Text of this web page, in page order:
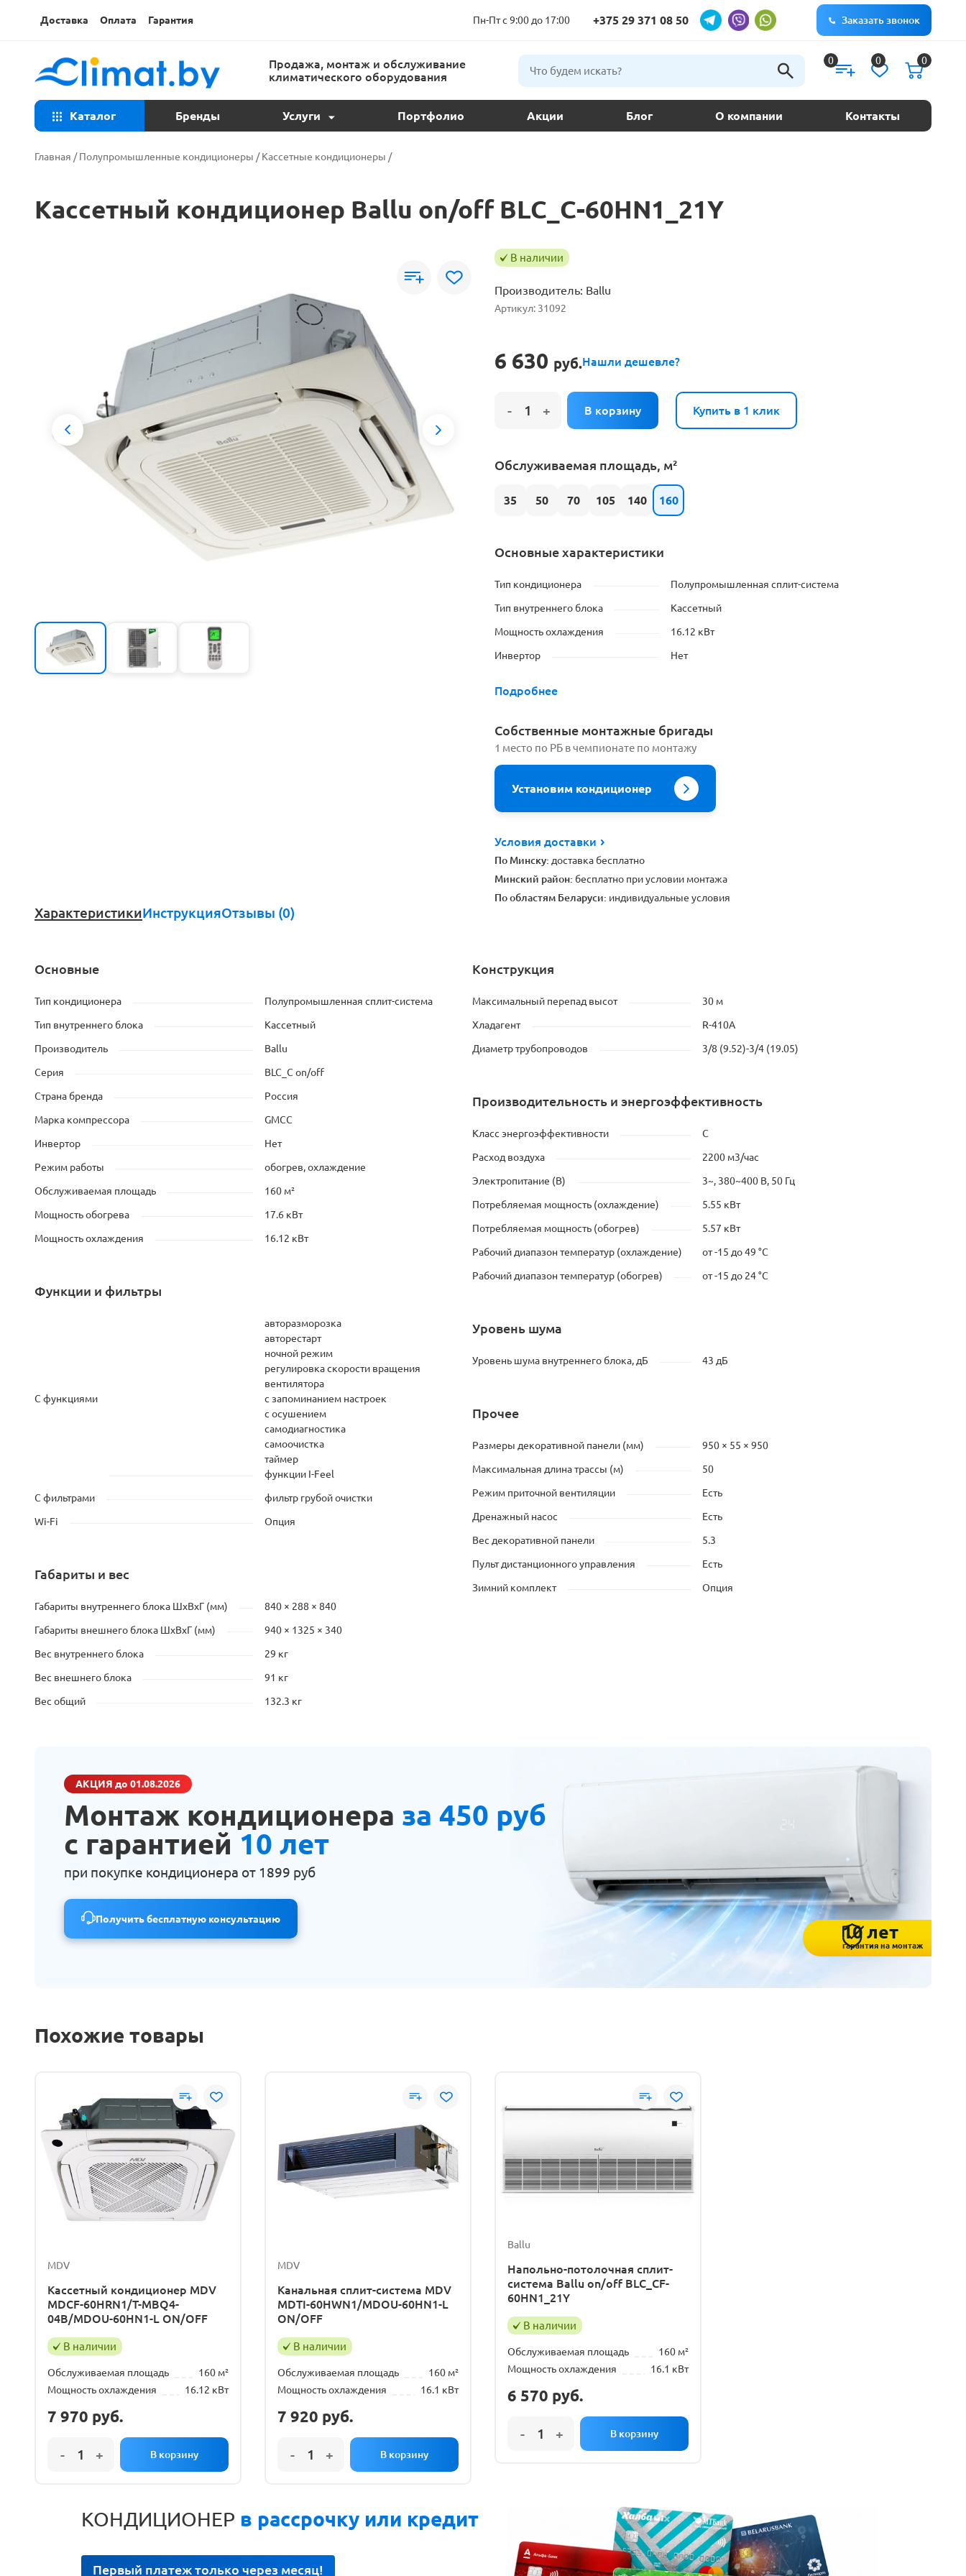
Доставка Оплата Гарантия Пн-Пт с 9:00 до 17:00 +375 29 371 08 50 Заказать звонок
Продажа, монтаж и обслуживание
климатического оборудования
0 0 0
Каталог Бренды Услуги
Установка кондиционера
Закладка трасс
Разрешение на установку кондиционера
Портфолио Акции Блог О компании Контакты
Главная /Полупромышленные кондиционеры /Кассетные кондиционеры /
Кассетный кондиционер Ballu on/off BLC_C-60HN1_21Y
Previous
В наличии
Производитель: Ballu
Артикул: 31092
6 630 руб.Нашли дешевле?
Купить в 1 клик
Обслуживаемая площадь, м²
35 50 70 105 140 160
Основные характеристики
Тип кондиционера Полупромышленная сплит-система
Тип внутреннего блока Кассетный
Мощность охлаждения 16.12 кВт
Инвертор Нет
Подробнее
Cобственные монтажные бригады
1 место по РБ в чемпионате по монтажу
Установим кондиционер
Условия доставки
По Минску: доставка бесплатно
Минский район: бесплатно при условии монтажа
По областям Беларуси: индивидуальные условия
ХарактеристикиИнструкцияОтзывы (0)
Основные
Тип кондиционера Полупромышленная сплит-система
Тип внутреннего блока Кассетный
Производитель Ballu
Серия BLC_C оn/off
Страна бренда Россия
Марка компрессора GMCC
Инвертор Нет
Режим работы обогрев, охлаждение
Обслуживаемая площадь 160 м²
Мощность обогрева 17.6 кВт
Мощность охлаждения 16.12 кВт
Функции и фильтры
С функциями
авторазморозка
авторестарт
ночной режим
регулировка скорости вращения
вентилятора
с запоминанием настроек
с осушением
самодиагностика
самоочистка
таймер
функции I-Feel
С фильтрами фильтр грубой очистки
Wi-Fi Опция
Габариты и вес
Габариты внутреннего блока ШхВхГ (мм) 840 × 288 × 840
Габариты внешнего блока ШхВхГ (мм) 940 × 1325 × 340
Вес внутреннего блока 29 кг
Вес внешнего блока 91 кг
Вес общий 132.3 кг
Конструкция
Максимальный перепад высот 30 м
Хладагент R-410A
Диаметр трубопроводов 3/8 (9.52)-3/4 (19.05)
Производительность и энергоэффективность
Класс энергоэффективности C
Расход воздуха 2200 м3/час
Электропитание (В) 3~, 380~400 В, 50 Гц
Потребляемая мощность (охлаждение) 5.55 кВт
Потребляемая мощность (обогрев) 5.57 кВт
Рабочий диапазон температур (охлаждение) от -15 до 49 °C
Рабочий диапазон температур (обогрев) от -15 до 24 °C
Уровень шума
Уровень шума внутреннего блока, дБ 43 дБ
Прочее
Размеры декоративной панели (мм) 950 × 55 × 950
Максимальная длина трассы (м) 50
Режим приточной вентиляции Есть
Дренажный насос Есть
Вес декоративной панели 5.3
Пульт дистанционного управления Есть
Зимний комплект Опция
АКЦИЯ до 01.08.2026
Монтаж кондиционера за 450 руб
с гарантией 10 лет
при покупке кондиционера от 1899 руб
Получить бесплатную консультацию
10 лет
гарантия на монтаж
Похожие товары
MDV
Кассетный кондиционер MDV
MDCF-60HRN1/T-MBQ4-
04B/MDOU-60HN1-L ON/OFF
В наличии
Обслуживаемая площадь
160 м²
Мощность охлаждения
16.12 кВт
7 970 руб.
MDV
Канальная сплит-система MDV
MDTI-60HWN1/MDOU-60HN1-L
ON/OFF
В наличии
Обслуживаемая площадь
160 м²
Мощность охлаждения
16.1 кВт
7 920 руб.
Ballu
Напольно-потолочная сплит-
система Ballu on/off BLC_CF-
60HN1_21Y
В наличии
Обслуживаемая площадь
160 м²
Мощность охлаждения
16.1 кВт
6 570 руб.
КОНДИЦИОНЕР в рассрочку или кредит
Первый платеж только через месяц!